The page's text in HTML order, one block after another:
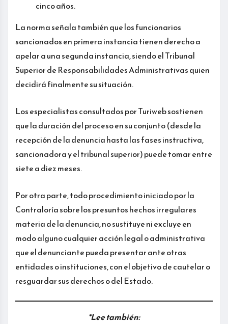
cinco años.
La norma señala también que los funcionarios
sancionados en primera instancia tienen derecho a
apelar a una segunda instancia, siendo el Tribunal
Superior de Responsabilidades Administrativas quien
decidirá finalmente su situación.
Los especialistas consultados por Turiweb sostienen
que la duración del proceso en su conjunto (desde la
recepción de la denuncia hasta las fases instructiva,
sancionadora y el tribunal superior) puede tomar entre
siete a diez meses.
Por otra parte, todo procedimiento iniciado por la
Contraloría sobre los presuntos hechos irregulares
materia de la denuncia, no sustituye ni excluye en
modo alguno cualquier acción legal o administrativa
que el denunciante pueda presentar ante otras
entidades o instituciones, con el objetivo de cautelar o
resguardar sus derechos o del Estado.
*Lee también: